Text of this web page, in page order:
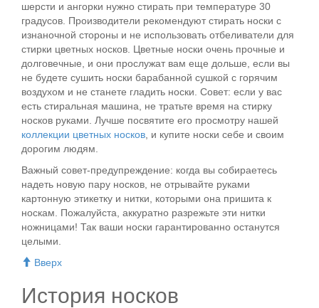
шерсти и ангорки нужно стирать при температуре 30
градусов. Производители рекомендуют стирать носки с
изнаночной стороны и не использовать отбеливатели для
стирки цветных носков. Цветные носки очень прочные и
долговечные, и они прослужат вам еще дольше, если вы
не будете сушить носки барабанной сушкой с горячим
воздухом и не станете гладить носки. Совет: если у вас
есть стиральная машина, не тратьте время на стирку
носков руками. Лучше посвятите его просмотру нашей
коллекции цветных носков , и купите носки себе и своим
дорогим людям.
Важный совет-предупреждение: когда вы собираетесь
надеть новую пару носков, не отрывайте руками
картонную этикетку и нитки, которыми она пришита к
носкам. Пожалуйста, аккуратно разрежьте эти нитки
ножницами! Так ваши носки гарантированно останутся
целыми.
Вверх
История носков